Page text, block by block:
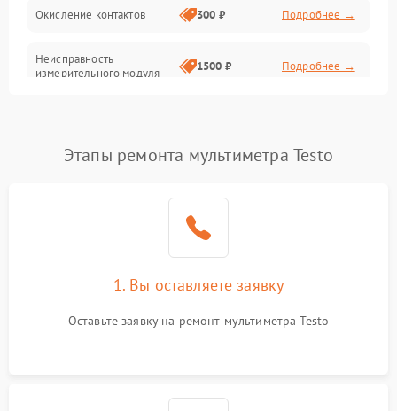
Окисление контактов 300 ₽ Подробнее →
Неисправность
измерительного модуля
1500 ₽ Подробнее →
Поломка платы
2000 ₽
1000 ₽
температурного датчика
1500 ₽ Подробнее →
1500 ₽
Этапы ремонта мультиметра Testo
1. Вы оставляете заявку
Оставьте заявку на ремонт мультиметра Testo